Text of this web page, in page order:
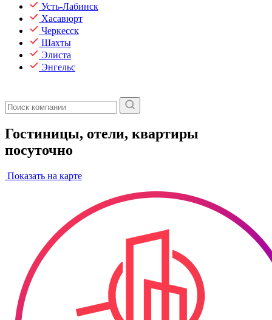
Усть-Лабинск
Хасавюрт
Черкесск
Шахты
Элиста
Энгельс
Гостиницы, отели, квартиры
посуточно
Показать на карте